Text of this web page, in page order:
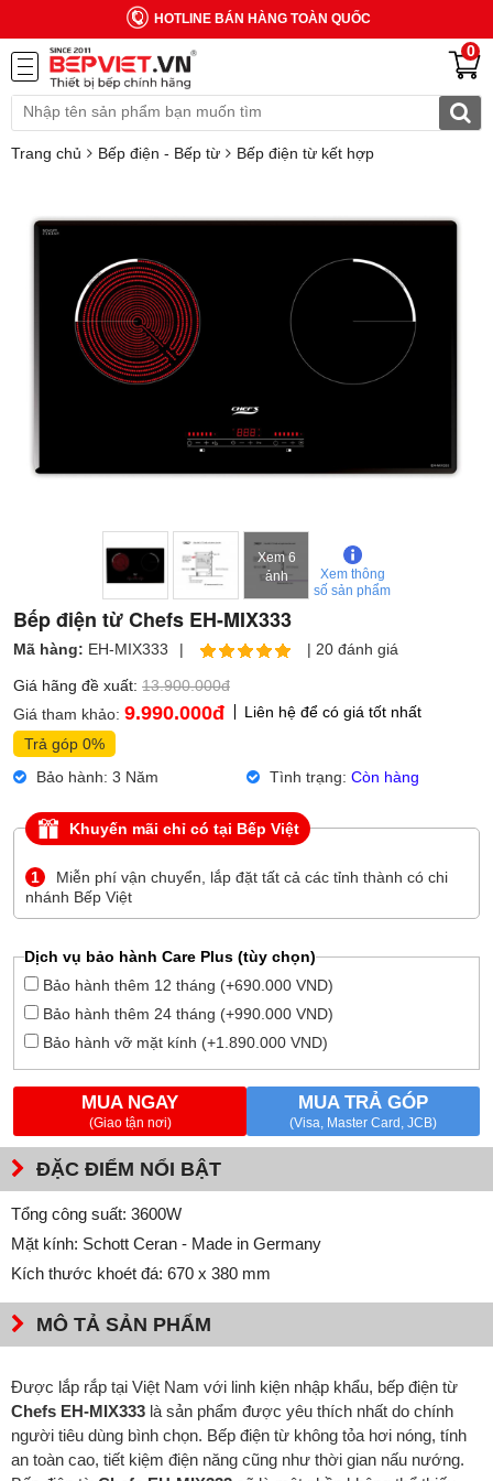
HOTLINE BÁN HÀNG TOÀN QUỐC
0
Trang chủ Bếp điện - Bếp từ Bếp điện từ kết hợp
Xem 6
ảnh
Xem thông
số sản phẩm
Bếp điện từ Chefs EH-MIX333
Mã hàng: EH-MIX333 | | 20 đánh giá
Giá hãng đề xuất: 13.900.000đ
Giá tham khảo: 9.990.000đ
Liên hệ để có giá tốt nhất
Trả góp 0%
Bảo hành: 3 Năm
Tình trạng: Còn hàng
Khuyến mãi chỉ có tại Bếp Việt
1
Miễn phí vận chuyển, lắp đặt tất cả các tỉnh thành có chi
nhánh Bếp Việt
Dịch vụ bảo hành Care Plus (tùy chọn)
Bảo hành thêm 12 tháng (+690.000 VND)
Bảo hành thêm 24 tháng (+990.000 VND)
Bảo hành vỡ mặt kính (+1.890.000 VND)
MUA NGAY
(Giao tận nơi)
MUA TRẢ GÓP
(Visa, Master Card, JCB)
ĐẶC ĐIỂM NỔI BẬT
Tổng công suất: 3600W
Mặt kính: Schott Ceran - Made in Germany
Kích thước khoét đá: 670 x 380 mm
MÔ TẢ SẢN PHẨM
Được lắp rắp tại Việt Nam với linh kiện nhập khẩu, bếp điện từ
Chefs EH-MIX333 là sản phẩm được yêu thích nhất do chính
người tiêu dùng bình chọn. Bếp điện từ không tỏa hơi nóng, tính
an toàn cao, tiết kiệm điện năng cũng như thời gian nấu nướng.